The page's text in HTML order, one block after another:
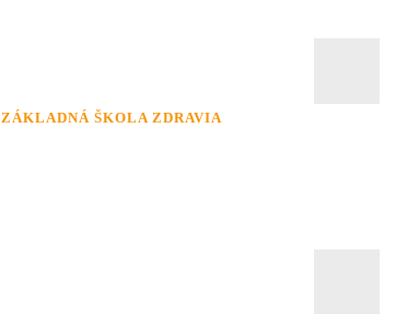
ZÁKLADNÁ ŠKOLA ZDRAVIA